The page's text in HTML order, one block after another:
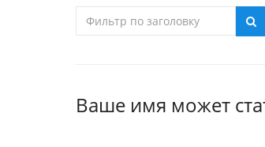
Ваше имя может